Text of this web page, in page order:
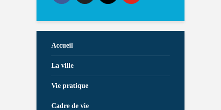
Accueil
La ville
Vie pratique
Cadre de vie